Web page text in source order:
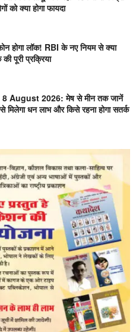
को क्या होगा फायदा
होगा लॉक! RBI के नए नियम से क्या
पूरी प्रक्रिया
August 2026: मेष से मीन तक जानें
धन लाभ और किसे रहना होगा सतर्क